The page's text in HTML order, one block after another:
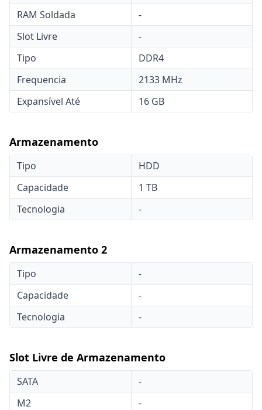
RAM Soldada
-
Slot Livre
-
Tipo
DDR4
Frequencia
2133 MHz
Expansível Até
16 GB
Armazenamento
Tipo
HDD
Capacidade
1 TB
Tecnologia
-
Armazenamento 2
Tipo
-
Capacidade
-
Tecnologia
-
Slot Livre de Armazenamento
SATA
-
M2
-